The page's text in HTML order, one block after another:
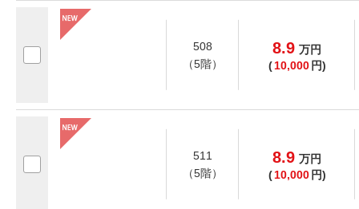
508
（5階）
8.9 万円
( 10,000 円)
511
（5階）
8.9 万円
( 10,000 円)